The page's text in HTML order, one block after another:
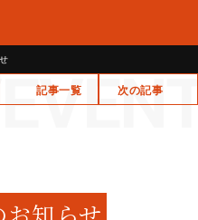
記事一覧 次の記事